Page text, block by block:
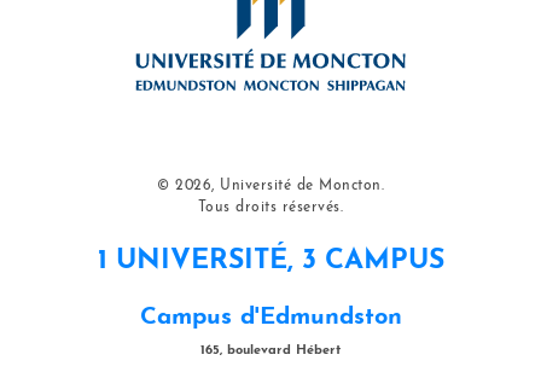
© 2026, Université de Moncton.
Tous droits réservés.
1 UNIVERSITÉ, 3 CAMPUS
Campus d'Edmundston
165, boulevard Hébert